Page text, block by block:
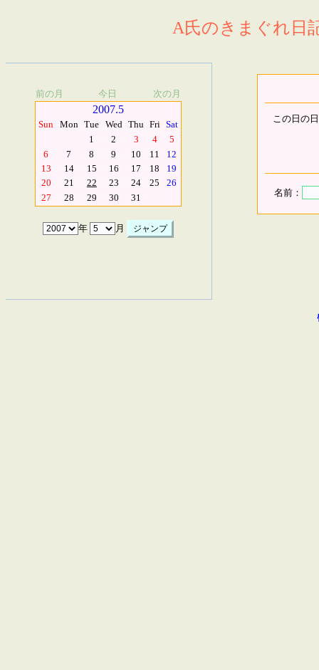
A氏のきまぐれ日
前の月 今日 次の月
2007.5
Sun Mon Tue Wed Thu Fri Sat
1
2 3 4
5
6
7 8 9 10 11
12
13
14 15 16 17 18
19
20
21 22 23 24 25
26
27
28 29 30 31
年 月
この日の
名前：